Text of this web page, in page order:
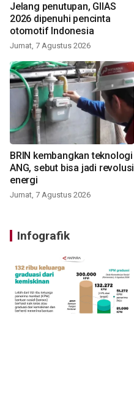
Jelang penutupan, GIIAS
2026 dipenuhi pencinta
otomotif Indonesia
Jumat, 7 Agustus 2026
BRIN kembangkan teknologi
ANG, sebut bisa jadi revolusi
energi
Jumat, 7 Agustus 2026
Infografik